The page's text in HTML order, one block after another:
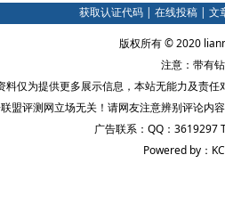
获取认证代码| 在线投稿| 文
版权所有 © 2020
注意：带有
仅为提供更多展示信息，本站无能力及责
盟评测网立场无关！请网友注意辨别评论内
广告联系：QQ：3619297
Powered by：